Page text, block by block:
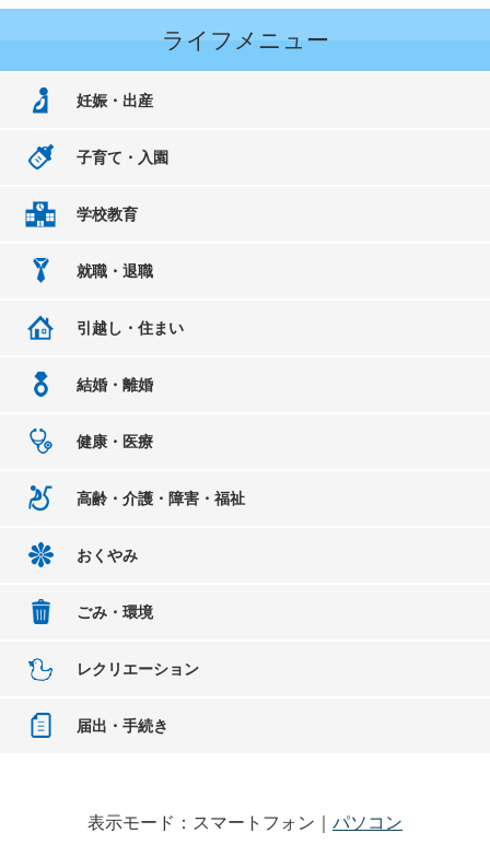
ライフメニュー
妊娠・出産
子育て・入園
学校教育
就職・退職
引越し・住まい
結婚・離婚
健康・医療
高齢・介護・障害・福祉
おくやみ
ごみ・環境
レクリエーション
届出・手続き
表示モード：スマートフォン｜ パソコン